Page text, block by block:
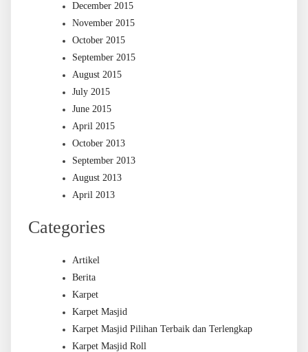
December 2015
November 2015
October 2015
September 2015
August 2015
July 2015
June 2015
April 2015
October 2013
September 2013
August 2013
April 2013
Categories
Artikel
Berita
Karpet
Karpet Masjid
Karpet Masjid Pilihan Terbaik dan Terlengkap
Karpet Masjid Roll